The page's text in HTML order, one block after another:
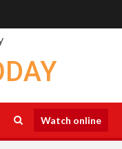
Watch online